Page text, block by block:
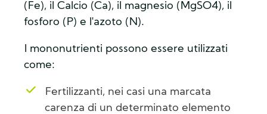
(Fe), il Calcio (Ca), il magnesio (MgSO4), il
fosforo (P) e l'azoto (N).
I mononutrienti possono essere utilizzati
come:
Fertilizzanti, nei casi una marcata
carenza di un determinato elemento